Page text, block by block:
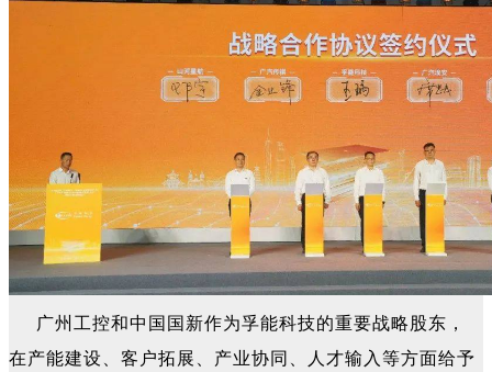
广州工控和中国国新作为孚能科技的重要战略股东，
在产能建设、客户拓展、产业协同、人才输入等方面给予